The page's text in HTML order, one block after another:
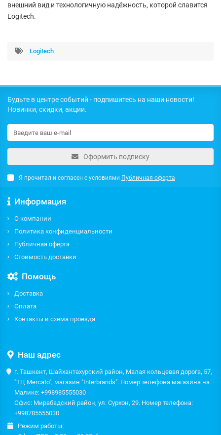
внешний вид и технологичную надёжность, которой славится
Logitech.
Logitech
Будьте в центре событий - подпишитесь на наши новости!
Новинки, скидки, акции.
Оформить подписку
Я прочитал и согласен с условиями Публичная оферта
Информация
О компании
Политика конфиденциальности
Публичная оферта
Стоимость доставки
Помощь
Доставка
Оплата
Контакты и схема проезда
Наш адрес
г. Ташкент, Шайхантахурский район, Малая кольцевая дорога, 57,
"ТЦ Mercato", магазин "Interbrands". Номер телефона магазина на
Малике: +998985555030
Офис: Мирабадский район, ул. Сурхон, 29. Номер телефона:
+998785555030
Режим работы: